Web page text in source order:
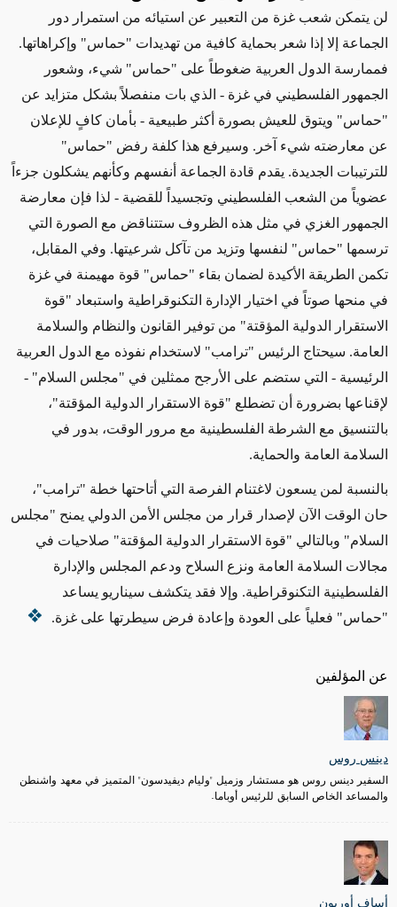
عن المؤلفين
دينس روس
السفير دينس روس هو مستشار وزميل "وليام ديفيدسون" المتميز في معهد واشنطن
والمساعد الخاص السابق للرئيس أوباما.
أساف أوريون
لن يتمكن شعب غزة من التعبير عن استيائه من استمرار دور
الجماعة إلا إذا شعر بحماية كافية من تهديدات "حماس" وإكراهاتها.
فممارسة الدول العربية ضغوطاً على "حماس" شيء، وشعور
الجمهور الفلسطيني في غزة - الذي بات منفصلاً بشكل متزايد عن
"حماس" ويتوق للعيش بصورة أكثر طبيعية - بأمان كافٍ للإعلان
عن معارضته شيء آخر. وسيرفع هذا كلفة رفض "حماس"
للترتيبات الجديدة. يقدم قادة الجماعة أنفسهم وكأنهم يشكلون جزءاً
عضوياً من الشعب الفلسطيني وتجسيداً للقضية - لذا فإن معارضة
الجمهور الغزي في مثل هذه الظروف ستتناقض مع الصورة التي
ترسمها "حماس" لنفسها وتزيد من تآكل شرعيتها. وفي المقابل،
تكمن الطريقة الأكيدة لضمان بقاء "حماس" قوة مهيمنة في غزة
في منحها صوتاً في اختيار الإدارة التكنوقراطية واستبعاد "قوة
الاستقرار الدولية المؤقتة" من توفير القانون والنظام والسلامة
العامة. سيحتاج الرئيس "ترامب" لاستخدام نفوذه مع الدول العربية
الرئيسية - التي ستضم على الأرجح ممثلين في "مجلس السلام" -
لإقناعها بضرورة أن تضطلع "قوة الاستقرار الدولية المؤقتة"،
بالتنسيق مع الشرطة الفلسطينية مع مرور الوقت، بدور في
السلامة العامة والحماية.
بالنسبة لمن يسعون لاغتنام الفرصة التي أتاحتها خطة "ترامب"،
حان الوقت الآن لإصدار قرار من مجلس الأمن الدولي يمنح "مجلس
السلام" وبالتالي "قوة الاستقرار الدولية المؤقتة" صلاحيات في
مجالات السلامة العامة ونزع السلاح ودعم المجلس والإدارة
الفلسطينية التكنوقراطية. وإلا فقد يتكشف سيناريو يساعد
"حماس" فعلياً على العودة وإعادة فرض سيطرتها على غزة.